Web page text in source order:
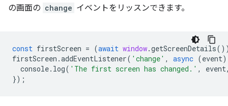
の画面の change イベントをリッスンできます。
const firstScreen = (await window.getScreenDetails
firstScreen .addEventListener( 'change' , async (event)
console. log( 'The first screen has changed.' , event
});